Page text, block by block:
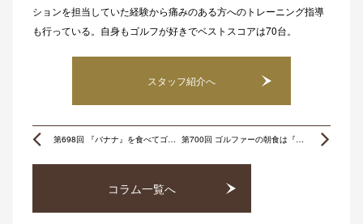
ションを担当していた経験から痛みのある方へのトレーニング指導
も行っている。自身もゴルフが好きでベストスコアは70台。
スタッフ紹介へ
Prev 第698回 『バナナ』を食べてゴルフパフォーマンスを上げよう！ 第700回 ゴルファーの朝食は『これ』に決まり！
コラム一覧へ